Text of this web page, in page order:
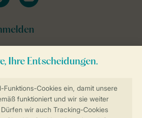
zur Online-Buchung